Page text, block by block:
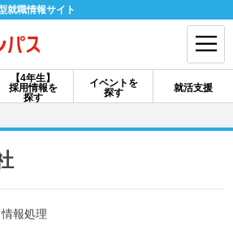
就職情報サイト
【4年生】
採用情報を
探す
イベントを
探す
就活支援
ログイン
報処理